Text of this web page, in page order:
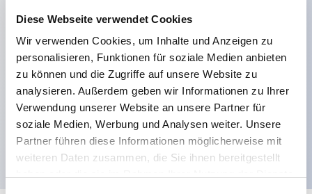
Diese Webseite verwendet Cookies
Wir verwenden Cookies, um Inhalte und Anzeigen zu
personalisieren, Funktionen für soziale Medien anbieten
zu können und die Zugriffe auf unsere Website zu
analysieren. Außerdem geben wir Informationen zu Ihrer
Verwendung unserer Website an unsere Partner für
soziale Medien, Werbung und Analysen weiter. Unsere
Partner führen diese Informationen möglicherweise mit
weiteren Daten zusammen, die Sie ihnen bereitgestellt
Isolierung zwischen den 2 Kontakten).
59,9 mm (※ 22-stufiger Kontaktblock).
Platzsparendes Design möglich.
Sicherheitsstruktur der 3. Generation: 2-Aktions-
Freisetzung, integrierter Schutz, IP20-
Fingerschutzstruktur